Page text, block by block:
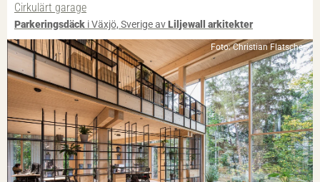
Cirkulärt garage
Parkeringsdäck i Växjö, Sverige avLiljewall arkitekter
Foto: Christian Flatscher